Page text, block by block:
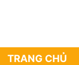
TRANG CHỦ